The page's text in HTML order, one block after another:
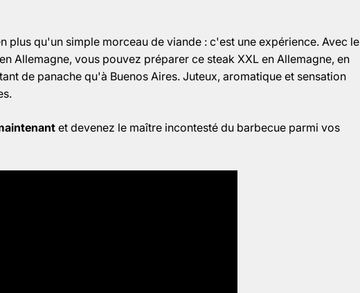
plus qu'un simple morceau de viande : c'est une expérience. Avec le
Allemagne, vous pouvez préparer ce steak XXL en Allemagne, en
de panache qu'à Buenos Aires. Juteux, aromatique et sensation
et devenez le maître incontesté du barbecue parmi vos